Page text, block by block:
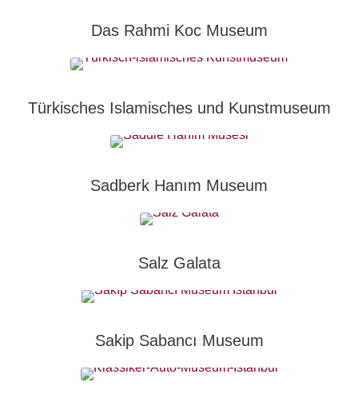
Das Rahmi Koc Museum
Türkisches Islamisches und Kunstmuseum
Sadberk Hanım Museum
Salz Galata
Sakip Sabancı Museum